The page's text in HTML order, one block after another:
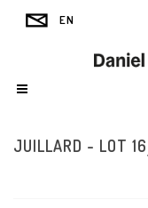
JUILLARD - LOT 16